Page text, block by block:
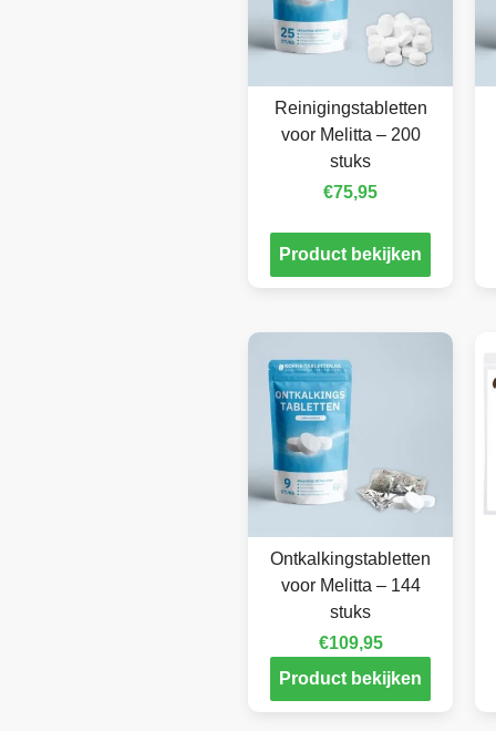
Reinigingstabletten
voor Melitta – 200
stuks
€75,95
Product bekijken
Ontkalkingstabletten
voor Melitta – 144
stuks
€109,95
Product bekijken